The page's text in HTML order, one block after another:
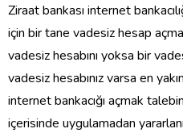
Ziraat bankası internet
için bir tane vadesiz hesap
vadesiz hesabını yoksa bir
vadesiz hesabınız varsa en
internet bankacığı açmak
içerisinde uygulamadan